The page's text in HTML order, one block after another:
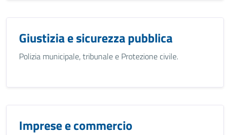
Giustizia e sicurezza pubblica
Polizia municipale, tribunale e Protezione civile.
Imprese e commercio